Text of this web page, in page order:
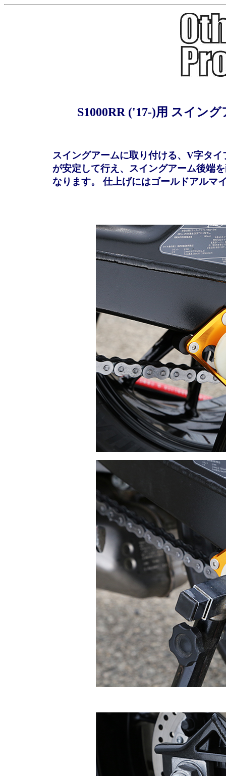
S1000RR ('17-)用 スイン
スイングアームに取り付ける、V字タ
が安定して行え、スイングアーム後端
なります。 仕上げにはゴールドアルマ